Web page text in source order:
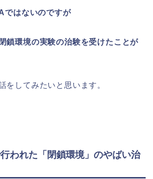
ではないのですが
鎖環境の実験の治験を受けたことが
をしてみたいと思います。
われた「閉鎖環境」のやばい治